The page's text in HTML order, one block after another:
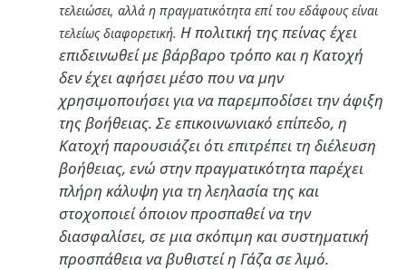
τελειώσει, αλλά η πραγματικότητα επί του εδάφους είναι
τελείως διαφορετική. Η πολιτική της πείνας έχει
επιδεινωθεί με βάρβαρο τρόπο και η Κατοχή
δεν έχει αφήσει μέσο που να μην
χρησιμοποιήσει για να παρεμποδίσει την άφιξη
της βοήθειας. Σε επικοινωνιακό επίπεδο, η
Κατοχή παρουσιάζει ότι επιτρέπει τη διέλευση
βοήθειας, ενώ στην πραγματικότητα παρέχει
πλήρη κάλυψη για τη λεηλασία της και
στοχοποιεί όποιον προσπαθεί να την
διασφαλίσει, σε μια σκόπιμη και συστηματική
προσπάθεια να βυθιστεί η Γάζα σε λιμό.